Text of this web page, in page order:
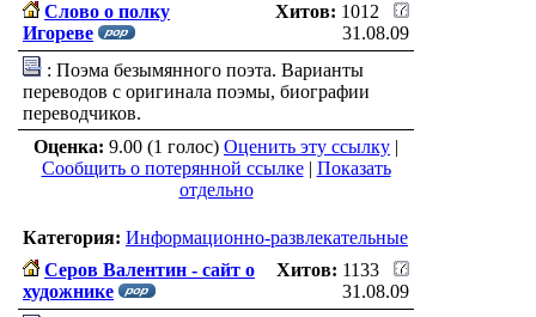
Слово о полку
Игореве
Хитов: 1012
31.08.09
: Поэма безымянного поэта. Варианты
переводов с оригинала поэмы, биографии
переводчиков.
Оценка: 9.00 (1 голос) Оценить эту ссылку |
Сообщить о потерянной ссылке| Показать
отдельно
Категория: Информационно-развлекательные
Серов Валентин - сайт о
художнике
Хитов: 1133
31.08.09